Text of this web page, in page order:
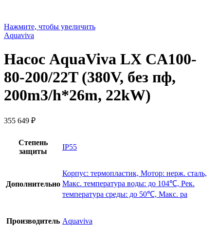
Нажмите, чтобы увеличить
Aquaviva
Насос AquaViva LX CA100-
80-200/22T (380V, без пф,
200m3/h*26m, 22kW)
355 649 ₽
Степень
защиты
IP55
Дополнительно
Корпус: термопластик, Мотор: нерж. сталь,
Макс. температура воды: до 104℃, Рек.
температура среды: до 50℃, Макс. ра
Производитель Aquaviva